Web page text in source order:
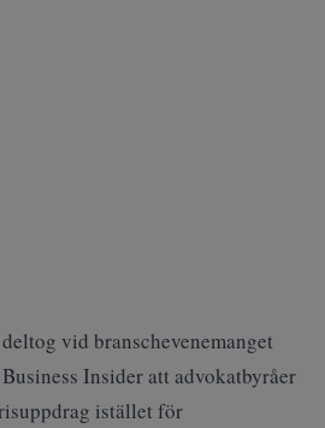
vid branschevenemanget
Insider att advokatbyråer
istället för